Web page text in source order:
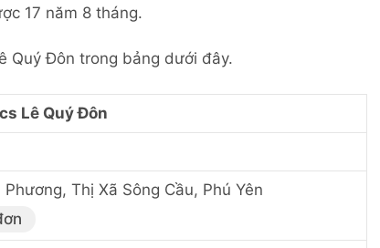
17 năm 8 tháng.
Quý Đôn trong bảng dưới đây.
Lê Quý Đôn
Thị Xã Sông Cầu, Phú Yên